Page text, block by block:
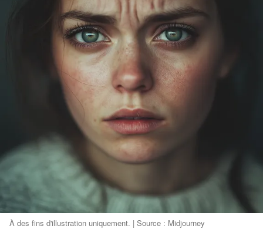
À des fins d'illustration uniquement. | Source : Midjourney